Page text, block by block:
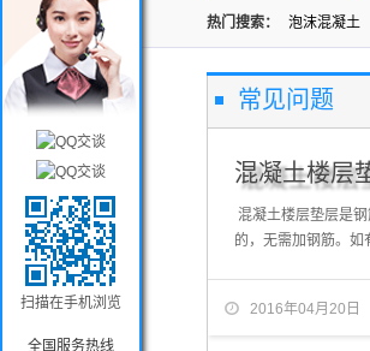
热门搜索： 泡沫混凝土
常见问题
混凝土楼层
混凝土楼层垫层是
的，无需加钢筋。如
2016年04月20日
扫描在手机浏览
全国服务热线